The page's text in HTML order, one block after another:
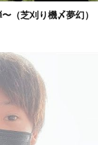
（芝刈り機〆夢幻）